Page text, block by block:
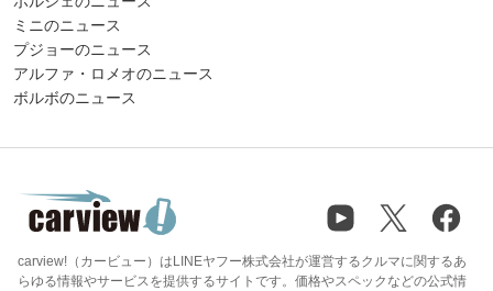
ミニのニュース
プジョーのニュース
アルファ・ロメオのニュース
ボルボのニュース
carview!（カービュー）はLINEヤフー株式会社が運営するクルマに関するあ
らゆる情報やサービスを提供するサイトです。価格やスペックなどの公式情